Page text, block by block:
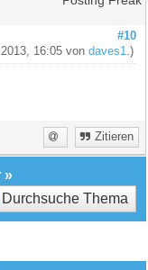
#10
16:05 vondaves1 .)
Zitieren
»